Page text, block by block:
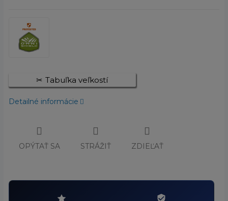
Tabuľka veľkostí
Detailné informácie
OPÝTAŤ SA STRÁŽIŤ ZDIEĽAŤ